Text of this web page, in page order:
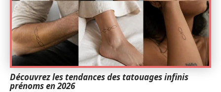
Découvrez les tendances des tatouages infinis
prénoms en 2026